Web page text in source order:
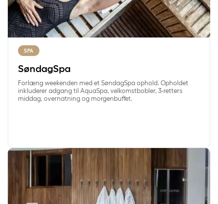
SPA
SøndagSpa
Forlæng weekenden med et SøndagSpa ophold. Opholdet
inkluderer adgang til AquaSpa, velkomstbobler, 3-retters
middag, overnatning og morgenbuffet.
HverdagSpa